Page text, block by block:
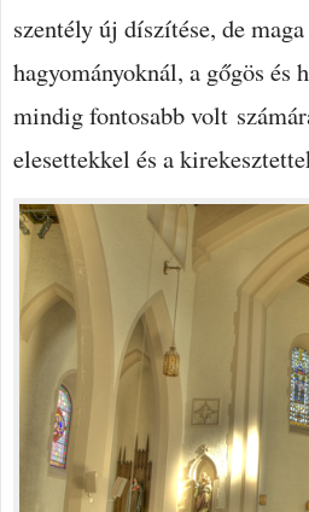
szentély új díszítése, de
hagyományoknál, a gőgös
mindig fontosabb volt
elesettekkel és a